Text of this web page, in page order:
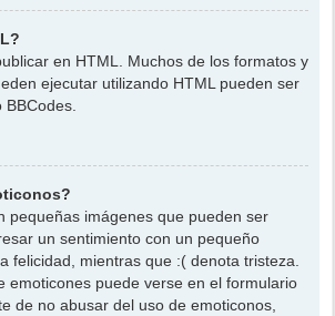
en HTML. Muchos de los formatos y
ejecutar utilizando HTML pueden ser
BBCodes.
pequeñas imágenes que pueden ser
un sentimiento con un pequeño
felicidad, mientras que :( denota tristeza.
emoticones puede verse en el formulario
de no abusar del uso de emoticonos,